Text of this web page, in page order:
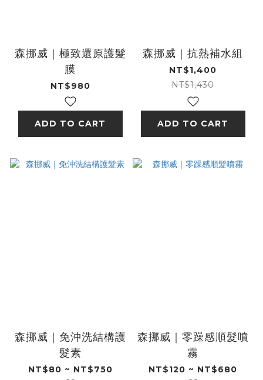
森挪威｜極致還原護髮
膜
NT$980
ADD TO CART
森挪威｜抗熱補水組
NT$1,400
NT$1,430
ADD TO CART
森挪威｜免沖洗結構護
髮素
NT$80 ~ NT$750
森挪威｜零躁感順髮噴
霧
NT$120 ~ NT$680